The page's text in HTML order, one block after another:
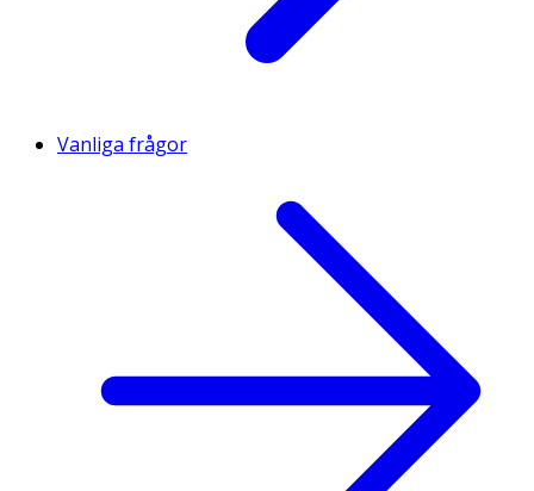
Vanliga frågor